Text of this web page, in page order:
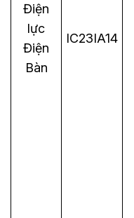
Điện
lực
Điện
Bàn
IC23IA14